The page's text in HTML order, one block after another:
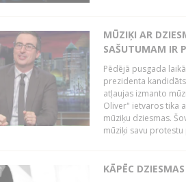
MŪZIĶI AR
SAŠUTUMAM IR
Pēdējā pusgada
prezidenta
atļaujas izmanto
Oliver" ietvaros tika
mūziķu dziesmas.
mūziķi savu
KĀPĒC